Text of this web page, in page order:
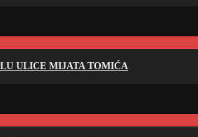
ULICE MIJATA TOMIĆA